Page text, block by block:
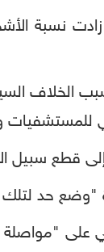
زادت نسبة
الخلاف
للمستشفيات
قطع سبيل
"وضع حد لتلك
على "مواصلة